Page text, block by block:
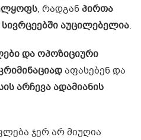
, რადგანპირთა
აუცილებელია.
და ოპოზიციური
აფასებენ და
არჩევა ადამიანის
ჯერ არ მიუღია